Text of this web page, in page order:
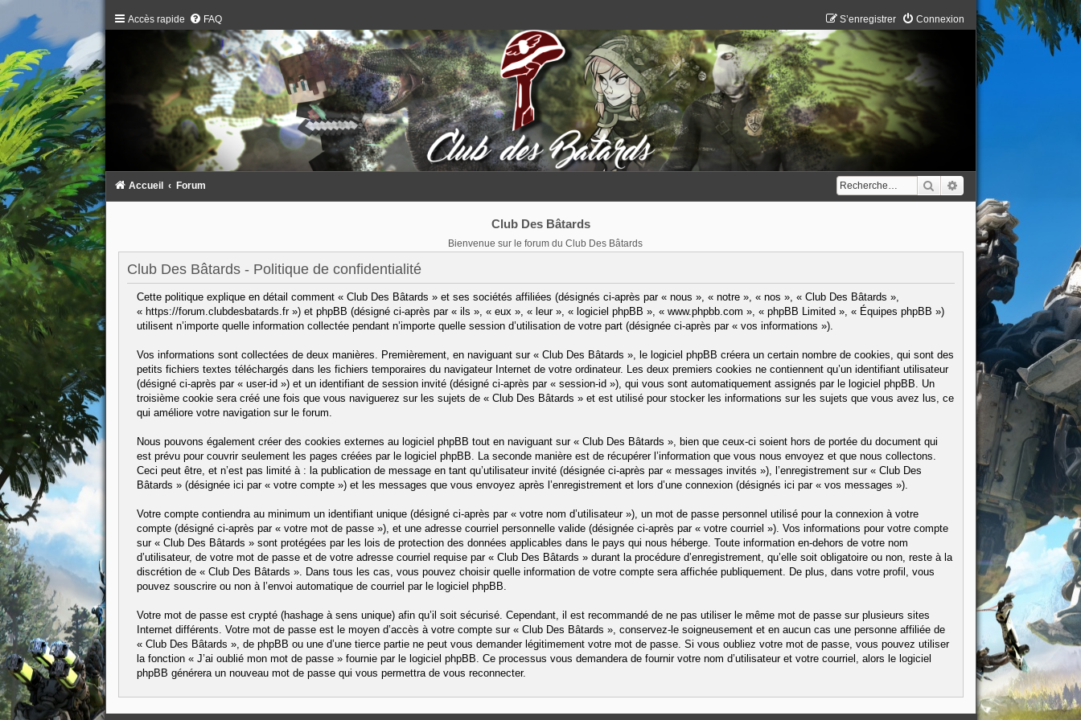
Accès rapide FAQ Connexion
S’enregistrer
Rechercher
Accueil Forum
Club Des Bâtards
Bienvenue sur le forum du Club Des Bâtards
Club Des Bâtards - Politique de confidentialité
Cette politique explique en détail comment « Club Des Bâtards » et ses sociétés affiliées (désignés ci-après par « nous », « notre », « nos », « Club Des Bâtards »,
« https://forum.clubdesbatards.fr ») et phpBB (désigné ci-après par « ils », « eux », « leur », « logiciel phpBB », « www.phpbb.com », « phpBB Limited », « Équipes phpBB »)
utilisent n’importe quelle information collectée pendant n’importe quelle session d’utilisation de votre part (désignée ci-après par « vos informations »).
Vos informations sont collectées de deux manières. Premièrement, en naviguant sur « Club Des Bâtards », le logiciel phpBB créera un certain nombre de cookies, qui sont des
petits fichiers textes téléchargés dans les fichiers temporaires du navigateur Internet de votre ordinateur. Les deux premiers cookies ne contiennent qu’un identifiant utilisateur
(désigné ci-après par « user-id ») et un identifiant de session invité (désigné ci-après par « session-id »), qui vous sont automatiquement assignés par le logiciel phpBB. Un
troisième cookie sera créé une fois que vous naviguerez sur les sujets de « Club Des Bâtards » et est utilisé pour stocker les informations sur les sujets que vous avez lus, ce
qui améliore votre navigation sur le forum.
Nous pouvons également créer des cookies externes au logiciel phpBB tout en naviguant sur « Club Des Bâtards », bien que ceux-ci soient hors de portée du document qui
est prévu pour couvrir seulement les pages créées par le logiciel phpBB. La seconde manière est de récupérer l’information que vous nous envoyez et que nous collectons.
Ceci peut être, et n’est pas limité à : la publication de message en tant qu’utilisateur invité (désignée ci-après par « messages invités »), l’enregistrement sur « Club Des
Bâtards » (désignée ici par « votre compte ») et les messages que vous envoyez après l’enregistrement et lors d’une connexion (désignés ici par « vos messages »).
Votre compte contiendra au minimum un identifiant unique (désigné ci-après par « votre nom d’utilisateur »), un mot de passe personnel utilisé pour la connexion à votre
compte (désigné ci-après par « votre mot de passe »), et une adresse courriel personnelle valide (désignée ci-après par « votre courriel »). Vos informations pour votre compte
sur « Club Des Bâtards » sont protégées par les lois de protection des données applicables dans le pays qui nous héberge. Toute information en-dehors de votre nom
d’utilisateur, de votre mot de passe et de votre adresse courriel requise par « Club Des Bâtards » durant la procédure d’enregistrement, qu’elle soit obligatoire ou non, reste à la
discrétion de « Club Des Bâtards ». Dans tous les cas, vous pouvez choisir quelle information de votre compte sera affichée publiquement. De plus, dans votre profil, vous
pouvez souscrire ou non à l’envoi automatique de courriel par le logiciel phpBB.
Votre mot de passe est crypté (hashage à sens unique) afin qu’il soit sécurisé. Cependant, il est recommandé de ne pas utiliser le même mot de passe sur plusieurs sites
Internet différents. Votre mot de passe est le moyen d’accès à votre compte sur « Club Des Bâtards », conservez-le soigneusement et en aucun cas une personne affiliée de
« Club Des Bâtards », de phpBB ou une d’une tierce partie ne peut vous demander légitimement votre mot de passe. Si vous oubliez votre mot de passe, vous pouvez utiliser
la fonction « J’ai oublié mon mot de passe » fournie par le logiciel phpBB. Ce processus vous demandera de fournir votre nom d’utilisateur et votre courriel, alors le logiciel
phpBB générera un nouveau mot de passe qui vous permettra de vous reconnecter.